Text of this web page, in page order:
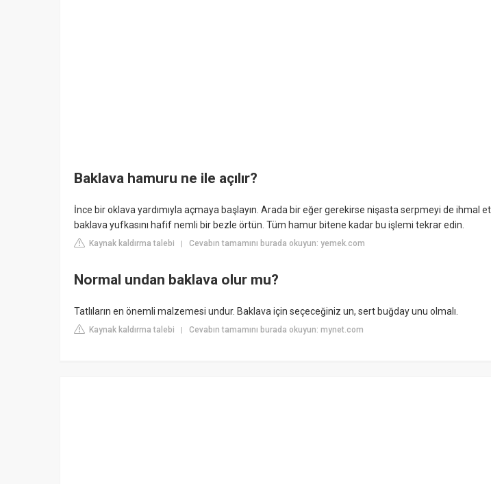
Baklava hamuru ne ile açılır?
İnce bir oklava yardımıyla açmaya başlayın. Arada bir eğer gerekirse nişasta serpmeyi de ihmal
baklava yufkasını hafif nemli bir bezle örtün. Tüm hamur bitene kadar bu işlemi tekrar edin.
Kaynak kaldırma talebi | Cevabın tamamını burada okuyun: yemek.com
Normal undan baklava olur mu?
Tatlıların en önemli malzemesi undur. Baklava için seçeceğiniz un, sert buğday unu olmalı.
Kaynak kaldırma talebi | Cevabın tamamını burada okuyun: mynet.com